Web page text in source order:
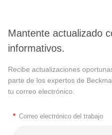
Mantente actualizado
informativos.
Recibe actualizaciones
parte de los expertos de
tu correo electrónico.
* Correo electrónico del trabajo